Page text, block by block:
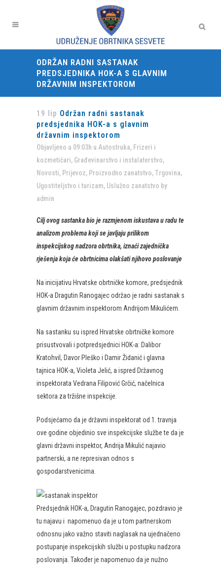
ODRŽAN RADNI SASTANAK
PREDSJEDNIKA HOK-A S GLAVNIM
DRŽAVNIM INSPEKTOROM
19 lip Održan radni sastanak
predsjednika HOK-a s glavnim
državnim inspektorom
Objavljeno u 09:03h u Autostruka, Frizeri i
kozmetičari, Građevinarstvo i instalaterstvo,
Novosti, Prijevoz, Proizvodno zanatstvo,Trgovina,
Ugostiteljstvo i turizam, Uslužno zanatstvo by
admin
Cilj ovog sastanka bio je razmjenom iskustava u radu te
analizom problema koji se javljaju prilikom
inspekcijskog nadzora obrtnika, iznaći zajednička
rješenja koja će obrtnicima olakšati njihovo poslovanje
Na inicijativu Hrvatske obrtničke komore, predsjednik
HOK-a Dragutin Ranogajec održao je radni sastanak s
glavnim državnim inspektorom Andrijom Mikulićem.
Na sastanku su ispred Hrvatske obrtničke komore
prisustvovali i potpredsjednici HOK-a: Dalibor
Kratohvil, Davor Pleško i Damir Židanić i glavna
tajnica HOK-a, Violeta Jelić, a ispred Državnog
inspektorata Vedrana Filipović Grčić, načelnica
sektora za tržišne inspekcije.
Podsjećamo da je državni inspektorat od 1. travnja
ove godine objedinio sve inspekcijske službe te da je
glavni državni inspektor, Andrija Mikulić najavio
partnerski, a ne represivan odnos s
gospodarstvenicima.
Predsjednik HOK-a, Dragutin Ranogajec, pozdravio je
tu najavu i napomenuo da je u tom partnerskom
odnosnu jako važno staviti naglasak na ujednačeno
postupanje inspekcijskih službi u postupku nadzora
poslovanja. Također je napomenuo da je nužno